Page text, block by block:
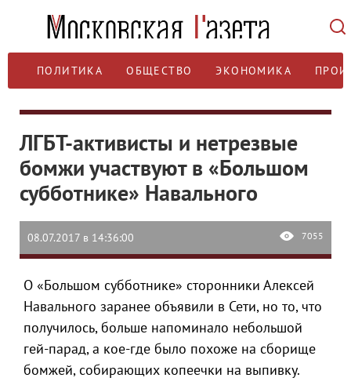
ПОЛИТИКА ОБЩЕСТВО ЭКОНОМИКА
ЛГБТ-активисты и нетрезвые
бомжи участвуют в «Большом
субботнике» Навального
08.07.2017 в 14:36:00 7055
О «Большом субботнике» сторонники Алексей
Навального заранее объявили в Сети, но то, что
получилось, больше напоминало небольшой
гей-парад, а кое-где было похоже на сборище
бомжей, собирающих копеечки на выпивку.